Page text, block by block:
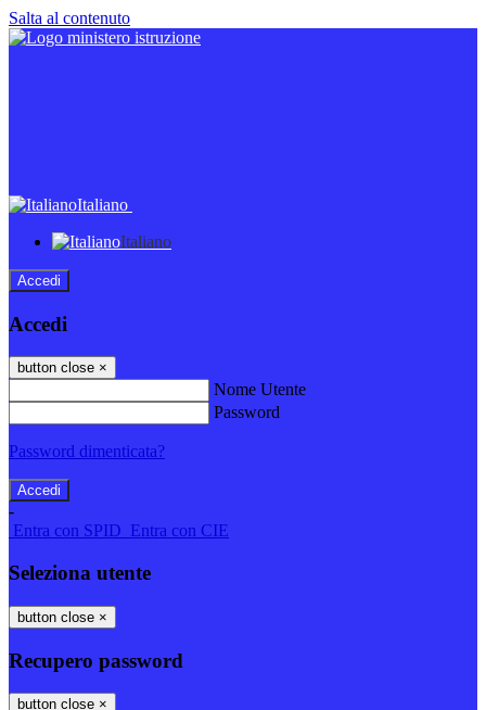
Salta al contenuto
Italiano
Italiano
Accedi
Accedi
button close ×
Nome Utente
Password
Password dimenticata?
-
Entra con SPID Entra con CIE
Seleziona utente
button close ×
Recupero password
button close ×